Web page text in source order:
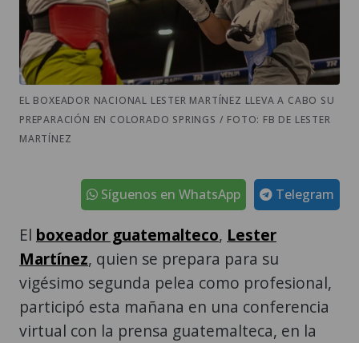
EL BOXEADOR NACIONAL LESTER MARTÍNEZ LLEVA A CABO SU
PREPARACIÓN EN COLORADO SPRINGS / FOTO: FB DE LESTER
MARTÍNEZ
Telegram
Síguenos en WhatsApp
El boxeador guatemalteco, Lester
Martínez, quien se prepara para su
vigésimo segunda pelea como profesional,
participó esta mañana en una conferencia
virtual con la prensa guatemalteca, en la